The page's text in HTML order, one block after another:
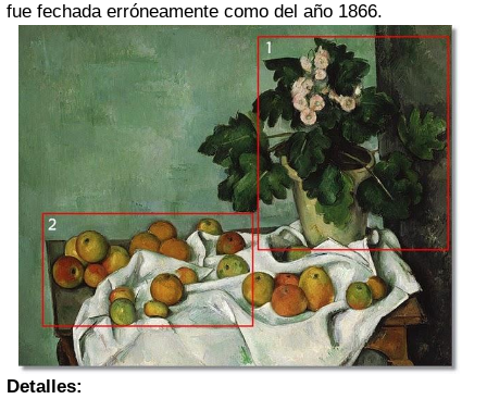
fue fechada erróneamente como del año 1866.
Detalles: